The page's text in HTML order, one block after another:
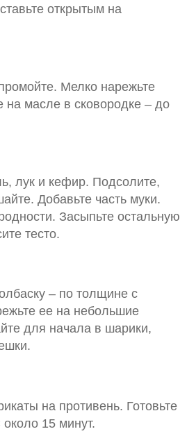
открытым на
Мелко нарежьте
на масле в сковородке – до
лук и кефир. Подсолите,
Добавьте часть муки.
Засыпьте остальную
тесто.
– по толщине с
ее на небольшие
для начала в шарики,
на противень. Готовьте
15 минут.